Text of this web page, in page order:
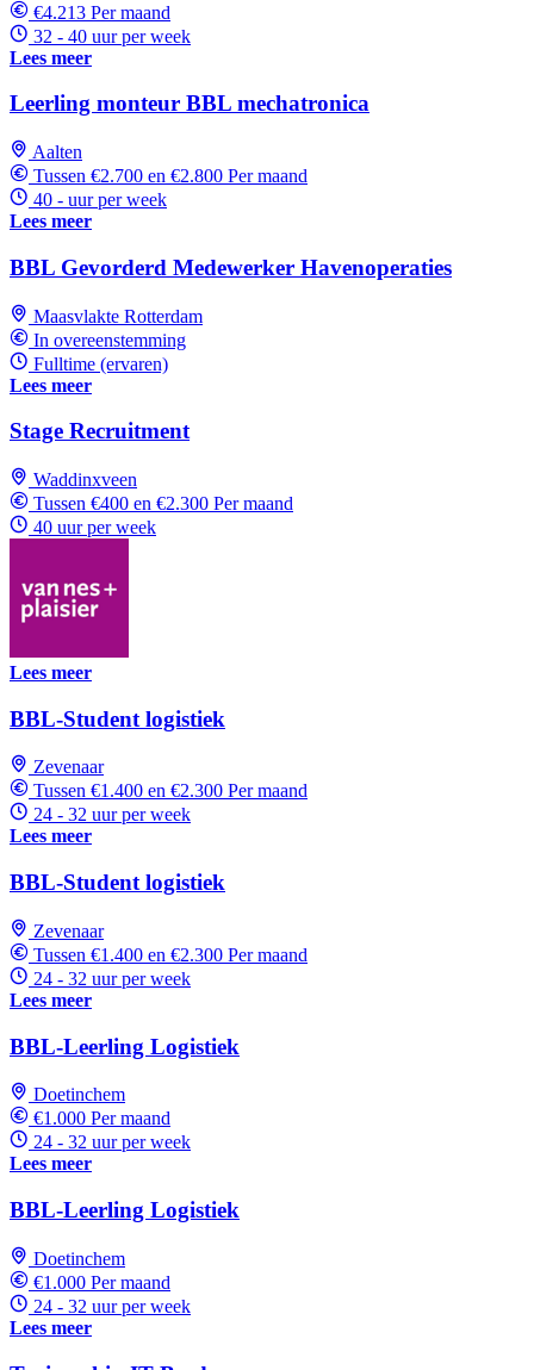
€4.213 Per maand
32 - 40 uur per week
Lees meer
Leerling monteur BBL mechatronica
Aalten
Tussen €2.700 en €2.800 Per maand
40 - uur per week
Lees meer
BBL Gevorderd Medewerker Havenoperaties
Maasvlakte Rotterdam
In overeenstemming
Fulltime (ervaren)
Lees meer
Stage Recruitment
Waddinxveen
Tussen €400 en €2.300 Per maand
40 uur per week
Lees meer
BBL-Student logistiek
Zevenaar
Tussen €1.400 en €2.300 Per maand
24 - 32 uur per week
Lees meer
BBL-Student logistiek
Zevenaar
Tussen €1.400 en €2.300 Per maand
24 - 32 uur per week
Lees meer
BBL-Leerling Logistiek
Doetinchem
€1.000 Per maand
24 - 32 uur per week
Lees meer
BBL-Leerling Logistiek
Doetinchem
€1.000 Per maand
24 - 32 uur per week
Lees meer